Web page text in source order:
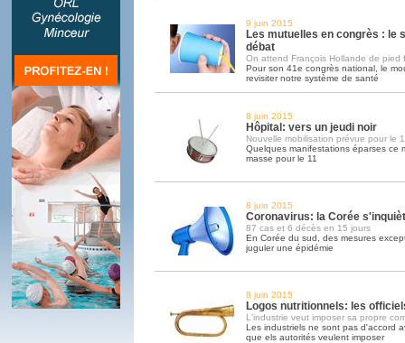
9 juin 2015
Les mutuelles en congrès : le
débat
On attend François Hollande de pied
Pour son 41e congrès national, le
revisiter notre système de santé
8 juin 2015
Hôpital: vers un jeudi noir
Nouvelle mobilisation prévue pour le
Quelques manifestations éparses ce
masse pour le 11
8 juin 2015
Coronavirus: la Corée
87 cas et 6 décès en 15 jours
En Corée du sud, des mesures
juguler une épidémie
8 juin 2015
Logos nutritionnels: les
L'industrie veut imposer sa propre
Les industriels ne sont pas d'accord
que els autorités veulent imposer